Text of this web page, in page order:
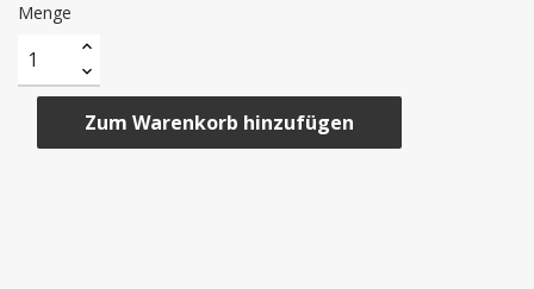
Menge
Zum Warenkorb hinzufügen